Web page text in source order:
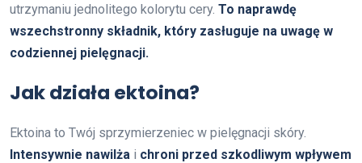
utrzymaniu jednolitego kolorytu cery. To naprawdę
wszechstronny składnik, który zasługuje na uwagę w
codziennej pielęgnacji.
Jak działa ektoina?
Ektoina to Twój sprzymierzeniec w pielęgnacji skóry.
Intensywnie nawilża i chroni przed szkodliwym wpływem